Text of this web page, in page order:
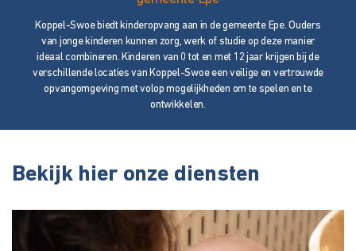
Koppel-Swoe biedt kinderopvang aan in de gemeente Epe. Ouders
van jonge kinderen kunnen zorg, werk of studie op deze manier
ideaal combineren. Kinderen van 0 tot en met 12 jaar krijgen bij de
verschillende locaties van Koppel-Swoe een veilige en vertrouwde
opvangomgeving met volop mogelijkheden om te spelen en te
ontwikkelen.
Bekijk hier onze diensten